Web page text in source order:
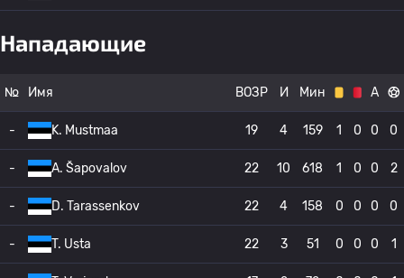
Нападающие
№ Имя ВОЗР И Мин А
- K. Mustmaa 19 4 159 1 0 0 0
- A. Šapovalov 22 10 618 1 0 0 2
- D. Tarassenkov 22 4 158 0 0 0 0
- T. Usta 22 3 51 0 0 0 1